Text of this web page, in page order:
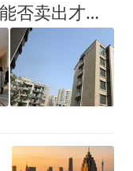
房价涨跌已不重要，5年后能否卖出才是关键